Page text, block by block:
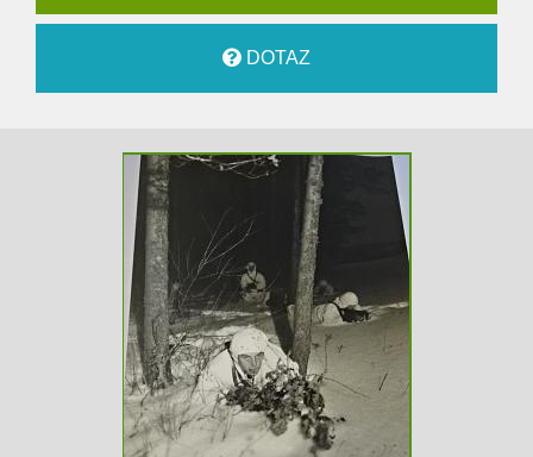
DOTAZ